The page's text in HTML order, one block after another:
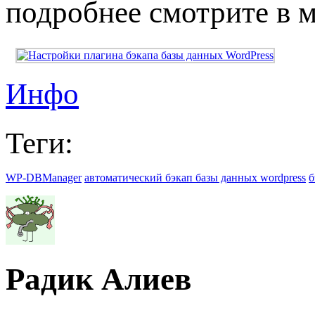
подробнее смотрите в
Инфо
Теги:
WP-DBManager автоматический бэкап базы данных wordpress
Радик Алиев